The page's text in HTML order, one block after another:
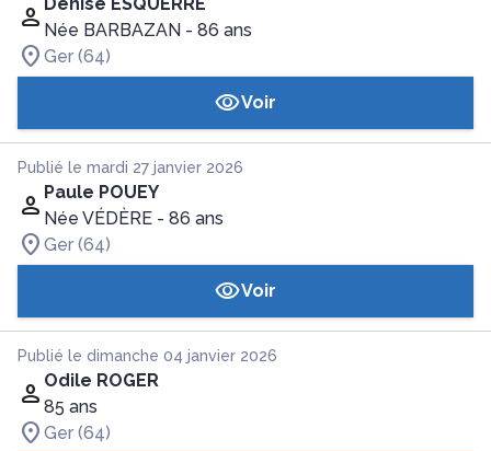
Née BARBAZAN - 86 ans
Ger (64)
Voir
Publié le mardi 27 janvier 2026
Paule POUEY
Née VÉDÈRE - 86 ans
Ger (64)
Voir
Publié le dimanche 04 janvier 2026
Odile ROGER
85 ans
Ger (64)